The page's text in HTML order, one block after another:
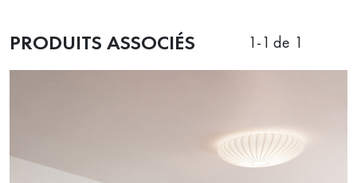
PRODUITS ASSOCIÉS 1-1 de 1